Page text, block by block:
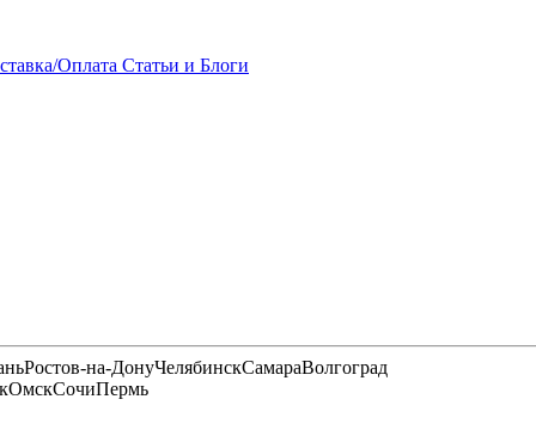
Оплата Статьи и Блоги
Ростов-на-ДонуЧелябинскСамараВолгоград
ОмскСочиПермь